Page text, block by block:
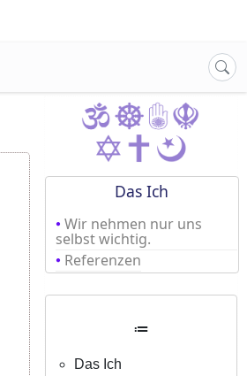
Das Ich
Wir nehmen nur uns
selbst wichtig.
Referenzen
≔
Das Ich